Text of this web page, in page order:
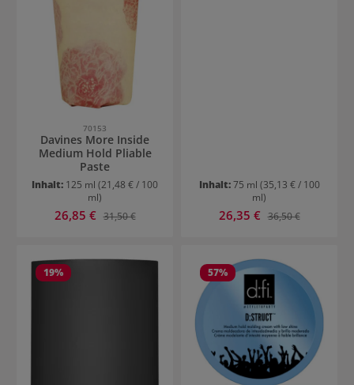
70153
Davines More Inside
Medium Hold Pliable
Paste
Inhalt: 125 ml (21,48 € / 100
ml)
Verkaufspreis:
26,85 € Regulärer Preis:
31,50 €
Inhalt:75 ml (35,13 € / 100
ml)
Verkaufspreis:
26,35 € Regulärer Preis:
36,50 €
19% 57%